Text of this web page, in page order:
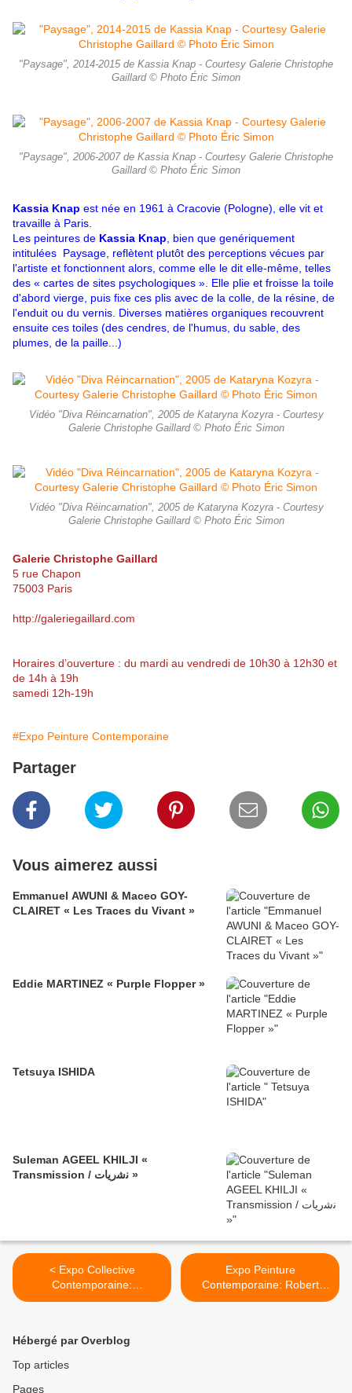
"Paysage", 2014-2015 de Kassia Knap - Courtesy Galerie Christophe
Gaillard © Photo Éric Simon
"Paysage", 2006-2007 de Kassia Knap - Courtesy Galerie Christophe
Gaillard © Photo Éric Simon
Kassia Knap est née en 1961 à Cracovie (Pologne), elle vit et
travaille à Paris.
Les peintures de Kassia Knap , bien que genériquement
intitulées Paysage, reflètent plutôt des perceptions vécues par
l'artiste et fonctionnent alors, comme elle le dit elle-même, telles
des « cartes de sites psychologiques ». Elle plie et froisse la toile
d'abord vierge, puis fixe ces plis avec de la colle, de la résine, de
l'enduit ou du vernis. Diverses matières organiques recouvrent
ensuite ces toiles (des cendres, de l'humus, du sable, des
plumes, de la paille...)
Vidéo "Diva Réincarnation", 2005 de Kataryna Kozyra - Courtesy
Galerie Christophe Gaillard © Photo Éric Simon
Vidéo "Diva Réincarnation", 2005 de Kataryna Kozyra - Courtesy
Galerie Christophe Gaillard © Photo Éric Simon
Galerie Christophe Gaillard
5 rue Chapon
75003 Paris
http://galeriegaillard.com
Horaires d’ouverture : du mardi au vendredi de 10h30 à 12h30 et
de 14h à 19h
samedi 12h-19h
#Expo Peinture Contemporaine
Partager
Vous aimerez aussi
Emmanuel AWUNI & Maceo GOY-
CLAIRET « Les Traces du Vivant »
Eddie MARTINEZ « Purple Flopper »
Tetsuya ISHIDA
Suleman AGEEL KHILJI «
Transmission / ﻧﺷرﯾﺎت »
< Expo Collective
Contemporaine:
ARCLANDIA DREAMSTATE
Expo Peinture
Contemporaine: Robert
COMBAS "Un été à Sète et
Hébergé par Overblog
Top articles
Pages